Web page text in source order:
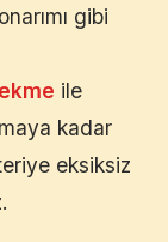
gibi
ile
kadar
eksiksiz